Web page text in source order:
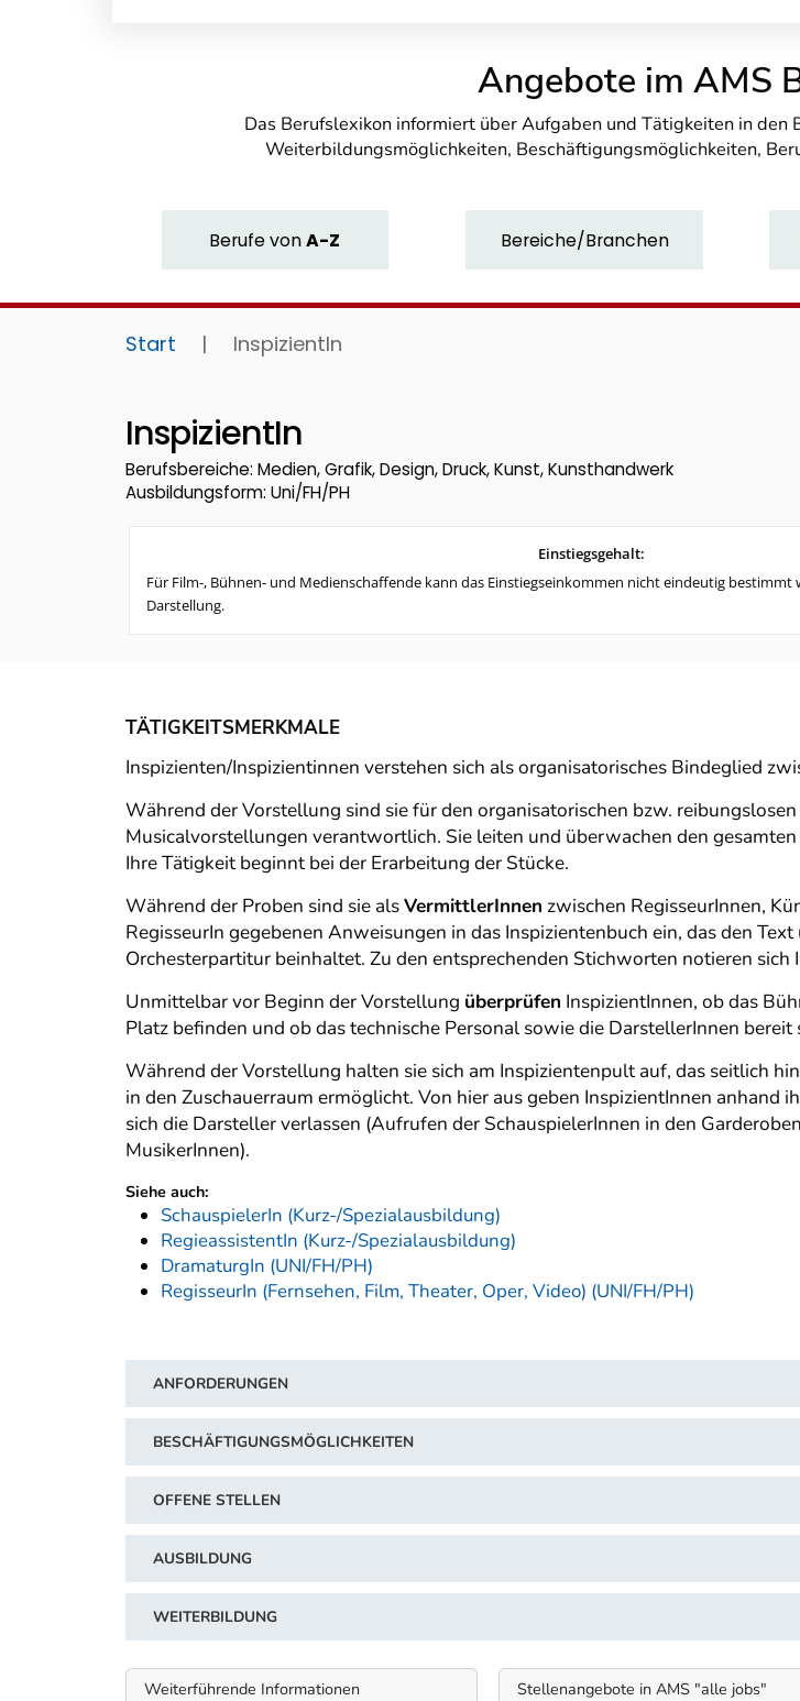
Angebote im AMS
Das Berufslexikon informiert über Aufgaben und Tätigkeiten in
Weiterbildungsmöglichkeiten, Beschäftigungsmöglichkeiten,
BerufevonA-Z Bereiche/Branchen
Start | InspizientIn
InspizientIn
Berufsbereiche: Medien, Grafik, Design, Druck, Kunst, Kunsthandwerk
Ausbildungsform: Uni/FH/PH
Einstiegsgehalt:
Für Film-, Bühnen- und Medienschaffende kann das Einstiegseinkommen nicht eindeutig
Darstellung.
TÄTIGKEITSMERKMALE
Inspizienten/Inspizientinnen verstehen sich als organisatorisches Bindeglied
Während der Vorstellung sind sie für den organisatorischen bzw.
Musicalvorstellungen verantwortlich. Sie leiten und überwachen den
Ihre Tätigkeit beginnt bei der Erarbeitung der Stücke.
Während der Proben sind sie alsVermittlerInnen zwischen RegisseurInnen,
RegisseurIn gegebenen Anweisungen in das Inspizientenbuch ein, das den
Orchesterpartitur beinhaltet. Zu den entsprechenden Stichworten notieren
Unmittelbar vor Beginn der Vorstellung überprüfen InspizientInnen, ob das
Platz befinden und ob das technische Personal sowie die DarstellerInnen bereit
Während der Vorstellung halten sie sich am Inspizientenpult auf, das seitlich
in den Zuschauerraum ermöglicht. Von hier aus geben InspizientInnen anhand
sich die Darsteller verlassen (Aufrufen der SchauspielerInnen in den
MusikerInnen).
Siehe auch:
SchauspielerIn (Kurz-/Spezialausbildung)
RegieassistentIn (Kurz-/Spezialausbildung)
DramaturgIn (UNI/FH/PH)
RegisseurIn (Fernsehen, Film, Theater, Oper, Video) (UNI/FH/PH)
ANFORDERUNGEN
BESCHÄFTIGUNGSMÖGLICHKEITEN
OFFENE STELLEN
AUSBILDUNG
WEITERBILDUNG
Weiterführende Informationen Stellenangebote in AMS "alle jobs"